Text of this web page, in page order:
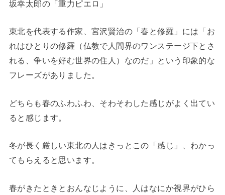
坂幸太郎の「重力ピエロ」
東北を代表する作家、宮沢賢治の「春と修羅」には「お
れはひとりの修羅（仏教で人間界のワンステージ下とさ
れる、争いを好む世界の住人）なのだ」という印象的な
フレーズがありました。
どちらも春のふわふわ、そわそわした感じがよく出てい
ると感じます。
冬が長く厳しい東北の人はきっとこの「感じ」、わかっ
てもらえると思います。
春がきたときとおんなじように、人はなにか視界がひら